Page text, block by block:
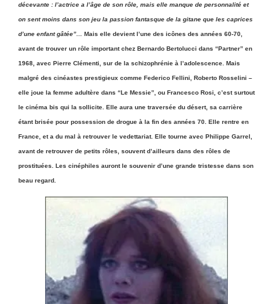
décevante : l’actrice a l’âge de son rôle, mais elle manque de personnalité et
on sent moins dans son jeu la passion fantasque de la gitane que les caprices
d’une enfant gâtée”… Mais elle devient l’une des icônes des années 60-70,
avant de trouver un rôle important chez Bernardo Bertolucci dans “Partner” en
1968, avec Pierre Clémenti, sur de la schizophrénie à l’adolescence. Mais
malgré des cinéastes prestigieux comme Federico Fellini, Roberto Rosselini –
elle joue la femme adultère dans “Le Messie”, ou Francesco Rosi, c’est surtout
le cinéma bis qui la sollicite. Elle aura une traversée du désert, sa carrière
étant brisée pour possession de drogue à la fin des années 70. Elle rentre en
France, et a du mal à retrouver le vedettariat. Elle tourne avec Philippe Garrel,
avant de retrouver de petits rôles, souvent d’ailleurs dans des rôles de
prostituées. Les cinéphiles auront le souvenir d’une grande tristesse dans son
beau regard.